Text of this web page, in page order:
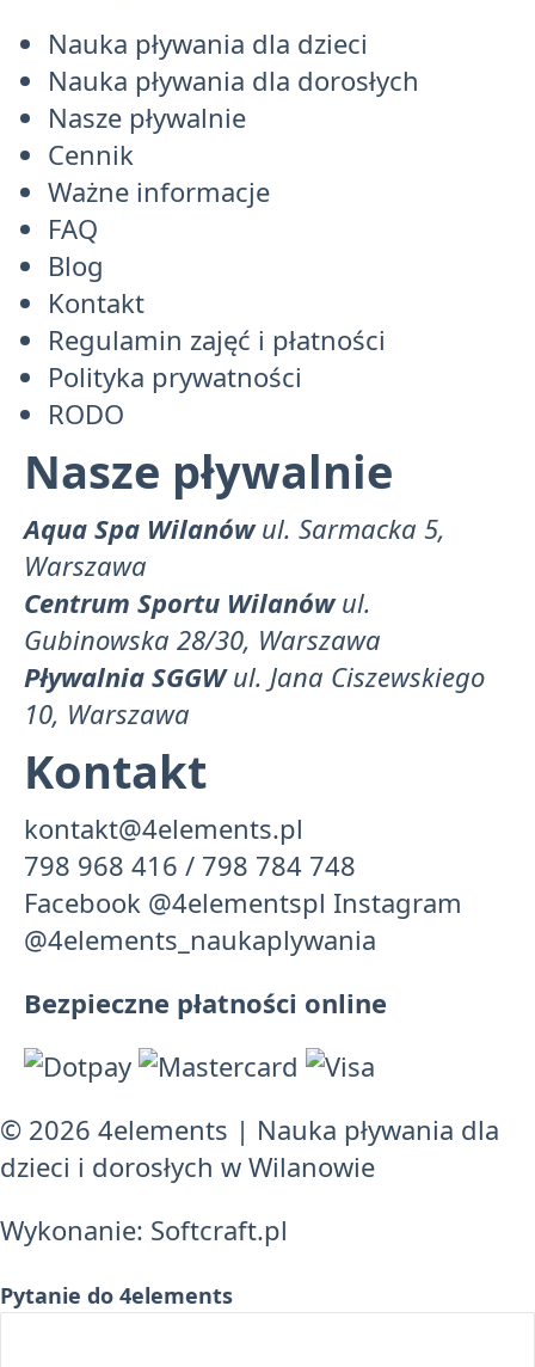
Nauka pływania dla dzieci
Nauka pływania dla dorosłych
Nasze pływalnie
Cennik
Ważne informacje
FAQ
Blog
Kontakt
Regulamin zajęć i płatności
Polityka prywatności
RODO
Nasze pływalnie
Aqua Spa Wilanów ul. Sarmacka 5,
Warszawa
Centrum Sportu Wilanów ul.
Gubinowska 28/30, Warszawa
Pływalnia SGGW ul. Jana Ciszewskiego
10, Warszawa
Kontakt
kontakt@4elements.pl
798 968 416 / 798 784 748
Facebook @4elementspl Instagram
@4elements_naukaplywania
Bezpieczne płatności online
© 2026 4elements | Nauka pływania dla
dzieci i dorosłych w Wilanowie
Wykonanie: Softcraft.pl
Pytanie do 4elements